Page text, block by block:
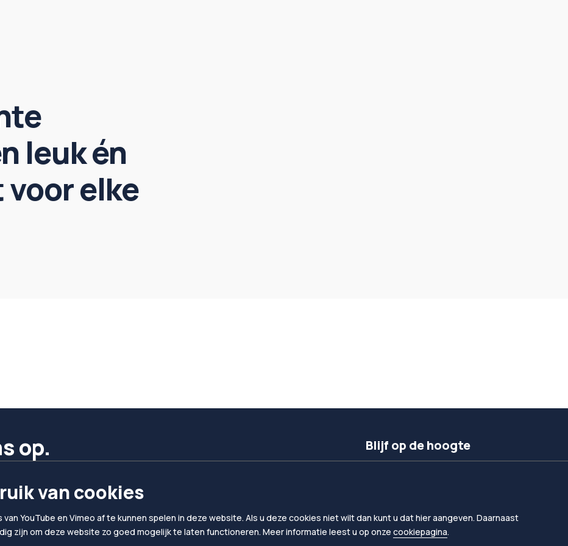
leuk én
elke
op. Blijf op de hoogte
Volg ons op linkedIn
van cookies
YouTube en Vimeo af te kunnen spelen in deze website. Als u deze cookies niet wilt dan kunt u dat hier aangeven. Daarnaast
zijn om deze website zo goed mogelijk te laten functioneren. Meer informatie leest u op onze cookiepagina.